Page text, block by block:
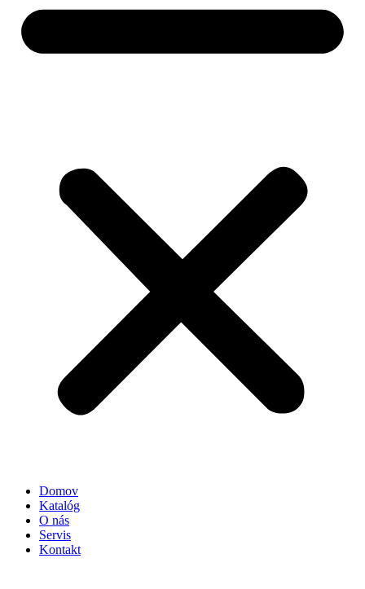
Domov
Katalóg
O nás
Servis
Kontakt